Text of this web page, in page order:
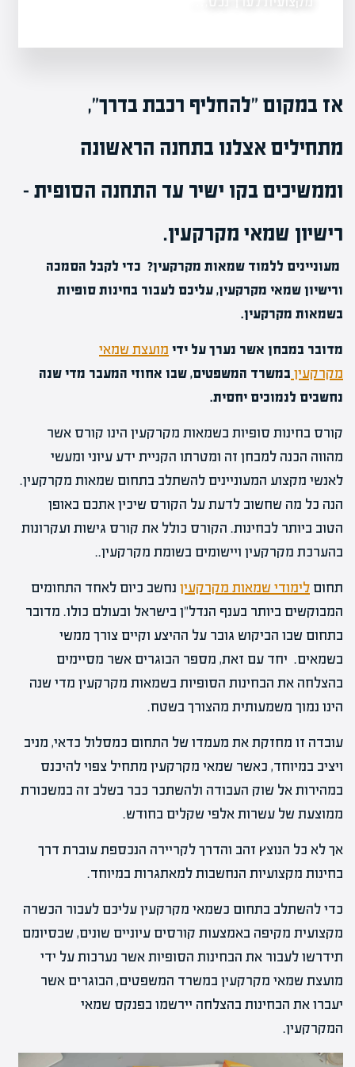
אז במקום "להחליף רכבת בדרך",
מתחילים אצלנו בתחנה הראשונה
וממשיכים בקו ישיר עד התחנה הסופית –
רישיון שמאי מקרקעין.
מעוניינים ללמוד שמאות מקרקעין? כדי לקבל הסמכה
ורישיון שמאי מקרקעין, עליכם לעבור בחינות סופיות
בשמאות מקרקעין.
מדובר במבחן אשר נערך על ידי מועצת שמאי
מקרקעין במשרד המשפטים, שבו אחוזי המעבר מדי שנה
נחשבים לנמוכים יחסית.
קורס בחינות סופיות בשמאות מקרקעין הינו קורס אשר
מהווה הכנה למבחן זה ומטרתו הקניית ידע עיוני ומעשי
לאנשי מקצוע המעוניינים להשתלב בתחום שמאות מקרקעין.
הנה כל מה שחשוב לדעת על הקורס שיכין אתכם באופן
הטוב ביותר לבחינות. הקורס כולל את קורס גישות ועקרונות
בהערכת מקרקעין ויישומים בשומת מקרקעין..
תחום לימודי שמאות מקרקעין נחשב כיום לאחד התחומים
המבוקשים ביותר בענף הנדל"ן בישראל ובעולם כולו. מדובר
בתחום שבו הביקוש גובר על ההיצע וקיים צורך ממשי
בשמאים. יחד עם זאת, מספר הבוגרים אשר מסיימים
בהצלחה את הבחינות הסופיות בשמאות מקרקעין מדי שנה
הינו נמוך משמעותית מהצורך בשטח.
עובדה זו מחזקת את מעמדו של התחום כמסלול כדאי, מניב
ויציב במיוחד, כאשר שמאי מקרקעין מתחיל צפוי להיכנס
במהירות אל שוק העבודה ולהשתכר כבר בשלב זה במשכורת
ממוצעת של עשרות אלפי שקלים בחודש.
אך לא כל הנוצץ זהב והדרך לקריירה הנכספת עוברת דרך
בחינות מקצועיות הנחשבות למאתגרות במיוחד.
כדי להשתלב בתחום כשמאי מקרקעין עליכם לעבור הכשרה
מקצועית מקיפה באמצעות קורסים עיוניים שונים, שבסיומם
תידרשו לעבור את הבחינות הסופיות אשר נערכות על ידי
מועצת שמאי מקרקעין במשרד המשפטים, הבוגרים אשר
יעברו את הבחינות בהצלחה יירשמו בפנקס שמאי
המקרקעין.